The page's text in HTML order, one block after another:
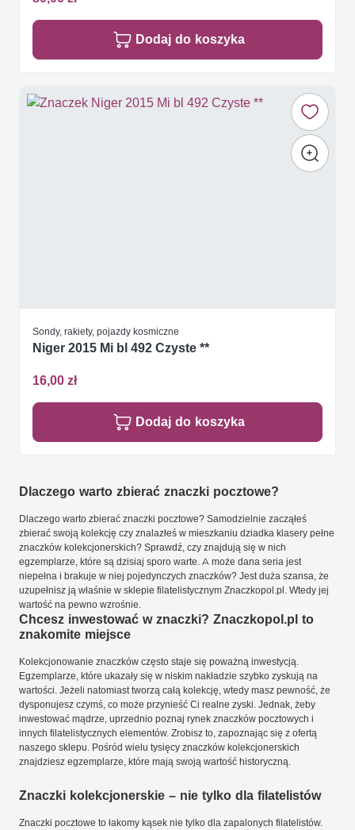
Dodaj do koszyka
Sondy, rakiety, pojazdy kosmiczne
Niger 2015 Mi bl 492 Czyste **
16,00 zł
Dodaj do koszyka
Dlaczego warto zbierać znaczki pocztowe?
Dlaczego warto zbierać znaczki pocztowe? Samodzielnie zacząłeś
zbierać swoją kolekcję czy znalazłeś w mieszkaniu dziadka klasery pełne
znaczków kolekcjonerskich? Sprawdź, czy znajdują się w nich
egzemplarze, które są dzisiaj sporo warte. A może dana seria jest
niepełna i brakuje w niej pojedynczych znaczków? Jest duża szansa, że
uzupełnisz ją właśnie w sklepie filatelistycznym Znaczkopol.pl. Wtedy jej
wartość na pewno wzrośnie.
Chcesz inwestować w znaczki? Znaczkopol.pl to
znakomite miejsce
Kolekcjonowanie znaczków często staje się poważną inwestycją.
Egzemplarze, które ukazały się w niskim nakładzie szybko zyskują na
wartości. Jeżeli natomiast tworzą całą kolekcję, wtedy masz pewność, że
dysponujesz czymś, co może przynieść Ci realne zyski. Jednak, żeby
inwestować mądrze, uprzednio poznaj rynek znaczków pocztowych i
innych filatelistycznych elementów. Zrobisz to, zapoznając się z ofertą
naszego sklepu. Pośród wielu tysięcy znaczków kolekcjonerskich
znajdziesz egzemplarze, które mają swoją wartość historyczną.
Znaczki kolekcjonerskie – nie tylko dla filatelistów
Znaczki pocztowe to łakomy kąsek nie tylko dla zapalonych filatelistów.